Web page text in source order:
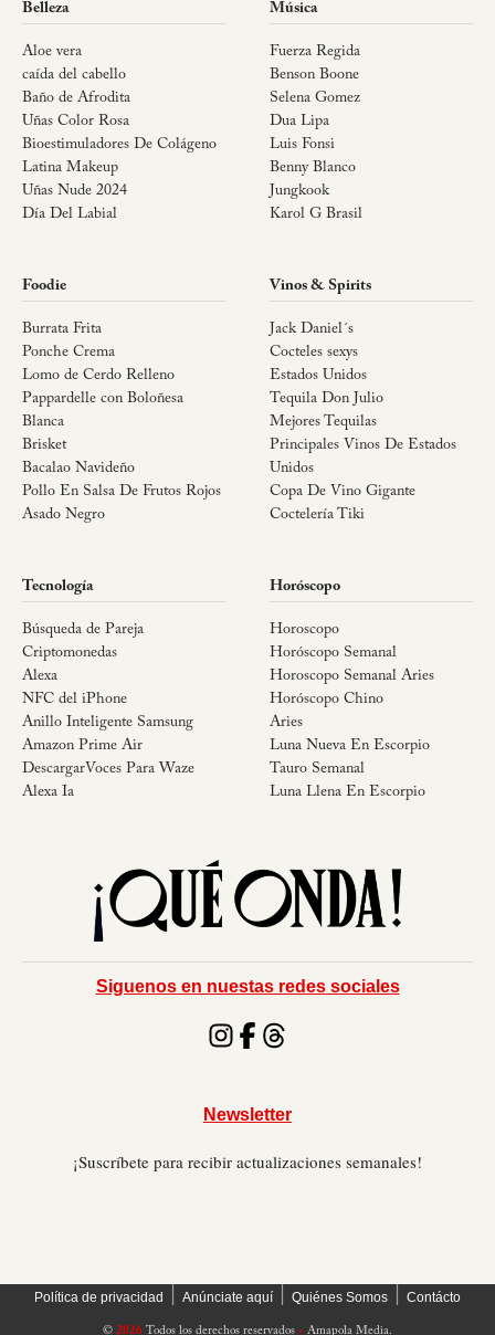
Belleza
Aloe vera
caída del cabello
Baño de Afrodita
Uñas Color Rosa
Bioestimuladores De Colágeno
Latina Makeup
Uñas Nude 2024
Día Del Labial
Música
Fuerza Regida
Benson Boone
Selena Gomez
Dua Lipa
Luis Fonsi
Benny Blanco
Jungkook
Karol G Brasil
Foodie
Burrata Frita
Ponche Crema
Lomo de Cerdo Relleno
Pappardelle con Boloñesa
Blanca
Brisket
Bacalao Navideño
Pollo En Salsa De Frutos Rojos
Asado Negro
Vinos & Spirits
Jack Daniel´s
Cocteles sexys
Estados Unidos
Tequila Don Julio
Mejores Tequilas
Principales Vinos De Estados
Unidos
Copa De Vino Gigante
Coctelería Tiki
Tecnología
Búsqueda de Pareja
Criptomonedas
Alexa
NFC del iPhone
Anillo Inteligente Samsung
Amazon Prime Air
DescargarVoces Para Waze
Alexa Ia
Horóscopo
Horoscopo
Horóscopo Semanal
Horoscopo Semanal Aries
Horóscopo Chino
Aries
Luna Nueva En Escorpio
Tauro Semanal
Luna Llena En Escorpio
Siguenos en nuestas redes sociales
Newsletter
¡Suscríbete para recibir actualizaciones semanales!
Política de privacidad Anúnciate aquí Quiénes Somos Contácto
© 2026 Todos los derechos reservados » Amapola Media.